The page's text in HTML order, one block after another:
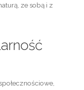
ze sobą i z